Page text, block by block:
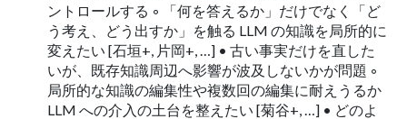
ントロールする ◦ 「何を答えるか」だけでなく「ど
う考え、どう出すか」を触る LLM の知識を局所的に
変えたい [⽯垣+, ⽚岡+, …] • 古い事実だけを直した
いが、既存知識周辺へ影響が波及しないかが問題 ◦
局所的な知識の編集性や複数回の編集に耐えうるか
LLM への介⼊の⼟台を整えたい [菊⾕+, …] • どのよ